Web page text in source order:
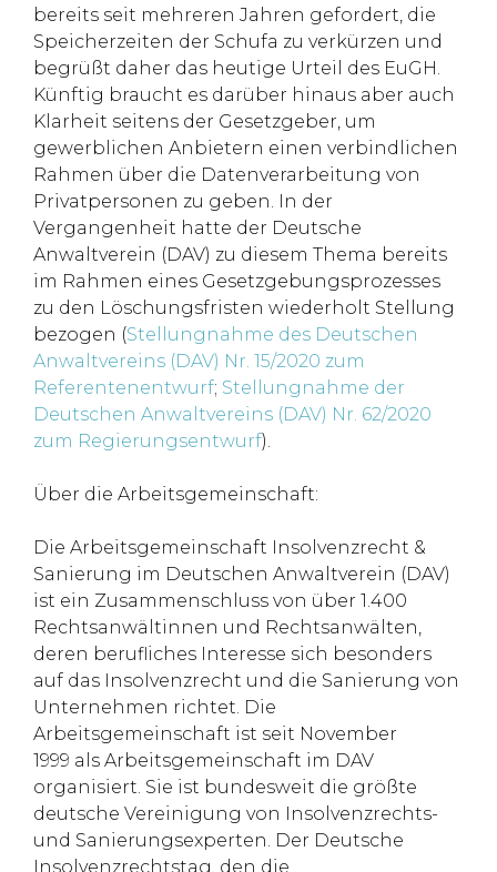
bereits seit mehreren Jahren gefordert, die
Speicherzeiten der Schufa zu verkürzen und
begrüßt daher das heutige Urteil des EuGH.
Künftig braucht es darüber hinaus aber auch
Klarheit seitens der Gesetzgeber, um
gewerblichen Anbietern einen verbindlichen
Rahmen über die Datenverarbeitung von
Privatpersonen zu geben. In der
Vergangenheit hatte der Deutsche
Anwaltverein (DAV) zu diesem Thema bereits
im Rahmen eines Gesetzgebungsprozesses
zu den Löschungsfristen wiederholt Stellung
bezogen (Stellungnahme des Deutschen
Anwaltvereins (DAV) Nr. 15/2020 zum
Referentenentwurf; Stellungnahme der
Deutschen Anwaltvereins (DAV) Nr. 62/2020
zum Regierungsentwurf).
Über die Arbeitsgemeinschaft:
Die Arbeitsgemeinschaft Insolvenzrecht &
Sanierung im Deutschen Anwaltverein (DAV)
ist ein Zusammenschluss von über 1.400
Rechtsanwältinnen und Rechtsanwälten,
deren berufliches Interesse sich besonders
auf das Insolvenzrecht und die Sanierung von
Unternehmen richtet. Die
Arbeitsgemeinschaft ist seit November
1999 als Arbeitsgemeinschaft im DAV
organisiert. Sie ist bundesweit die größte
deutsche Vereinigung von Insolvenzrechts-
und Sanierungsexperten. Der Deutsche
Insolvenzrechtstag, den die